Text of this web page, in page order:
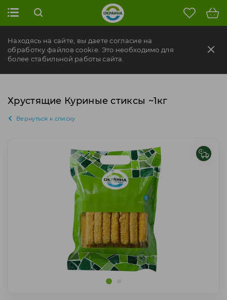
Находясь на сайте, вы даете согласие на
обработку файлов cookie. Это необходимо для
более стабильной работы сайта.
Хрустящие Куриные стиксы ~1кг
Вернуться к списку